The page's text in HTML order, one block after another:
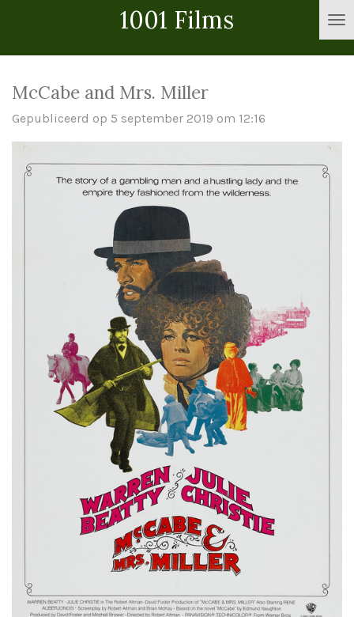
hoofdinhoud
1001 Films
McCabe and Mrs. Miller
Gepubliceerd op 5 september 2019 om 12:16